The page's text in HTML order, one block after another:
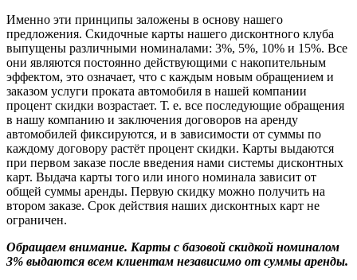
Именно эти принципы заложены в основу нашего
предложения. Скидочные карты нашего дисконтного клуба
выпущены различными номиналами: 3%, 5%, 10% и 15%. Все
они являются постоянно действующими с накопительным
эффектом, это означает, что с каждым новым обращением и
заказом услуги проката автомобиля в нашей компании
процент скидки возрастает. Т. е. все последующие обращения
в нашу компанию и заключения договоров на аренду
автомобилей фиксируются, и в зависимости от суммы по
каждому договору растёт процент скидки. Карты выдаются
при первом заказе после введения нами системы дисконтных
карт. Выдача карты того или иного номинала зависит от
общей суммы аренды. Первую скидку можно получить на
втором заказе. Срок действия наших дисконтных карт не
ограничен.
Обращаем внимание. Карты с базовой скидкой номиналом
3% выдаются всем клиентам независимо от суммы аренды.